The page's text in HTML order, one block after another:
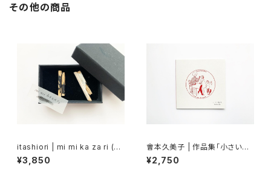
その他の商品
itashiori | mi mi ka za ri (pi
erce2)
¥3,850
會本久美子 | 作品集「小さい魔
法」
¥2,750